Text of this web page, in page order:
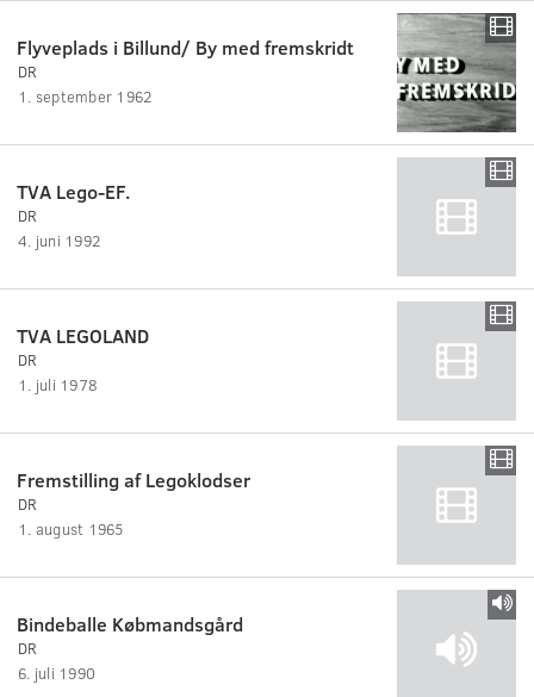
Flyveplads i Billund/ By med fremskridt
DR
1. september 1962
TVA Lego-EF.
DR
4. juni 1992
TVA LEGOLAND
DR
1. juli 1978
Fremstilling af Legoklodser
DR
1. august 1965
Bindeballe Købmandsgård
DR
6. juli 1990